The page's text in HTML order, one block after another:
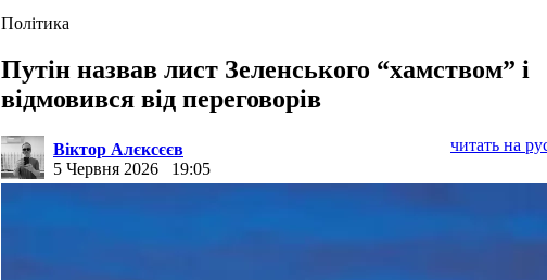
Політика
Путін назвав лист Зеленського “хамством” і
відмовився від переговорів
Віктор Алєксєєв
5 Червня 2026
19:05
читать на